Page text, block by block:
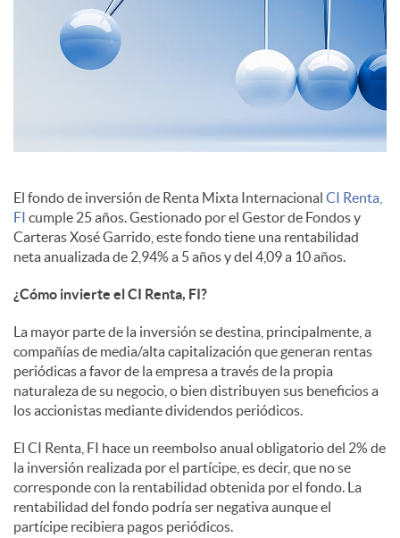
a
l
e
s
El fondo de inversión de Renta Mixta Internacional CI Renta,
FI cumple 25 años. Gestionado por el Gestor de Fondos y
Carteras Xosé Garrido, este fondo tiene una rentabilidad
neta anualizada de 2,94% a 5 años y del 4,09 a 10 años.
¿Cómo invierte el CI Renta, FI?
La mayor parte de la inversión se destina, principalmente, a
compañías de media/alta capitalización que generan rentas
periódicas a favor de la empresa a través de la propia
naturaleza de su negocio, o bien distribuyen sus beneficios a
los accionistas mediante dividendos periódicos.
El CI Renta, FI hace un reembolso anual obligatorio del 2% de
la inversión realizada por el partícipe, es decir, que no se
corresponde con la rentabilidad obtenida por el fondo. La
rentabilidad del fondo podría ser negativa aunque el
partícipe recibiera pagos periódicos.